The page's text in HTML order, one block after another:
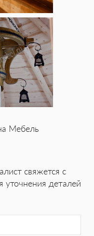
Мебель
свяжется с
деталей